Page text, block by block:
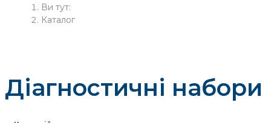
Ви тут:
Кaтaлoг
Діагностичні набори